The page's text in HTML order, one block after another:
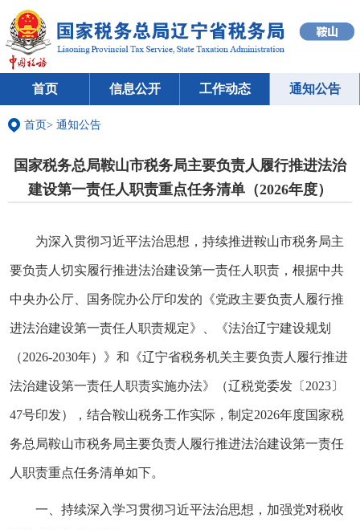
首页 信息公开 工作动态 通知公告
首页> 通知公告
国家税务总局鞍山市税务局主要负责人履行推进法治
建设第一责任人职责重点任务清单（2026年度）
为深入贯彻习近平法治思想，持续推进鞍山市税务局主
要负责人切实履行推进法治建设第一责任人职责，根据中共
中央办公厅、国务院办公厅印发的《党政主要负责人履行推
进法治建设第一责任人职责规定》、《法治辽宁建设规划
（2026-2030年）》和《辽宁省税务机关主要负责人履行推进
法治建设第一责任人职责实施办法》（辽税党委发〔2023〕
47号印发），结合鞍山税务工作实际，制定2026年度国家税
务总局鞍山市税务局主要负责人履行推进法治建设第一责任
人职责重点任务清单如下。
一、持续深入学习贯彻习近平法治思想，加强党对税收